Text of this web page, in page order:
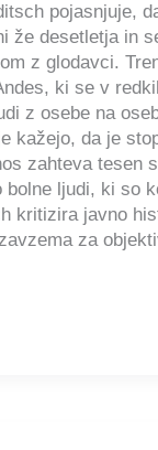
pojasnjuje,
že desetletja in
z glodavci.
ki se v
z osebe na
kažejo, da je
zahteva tesen
bolne ljudi, ki so
kritizira javno
za